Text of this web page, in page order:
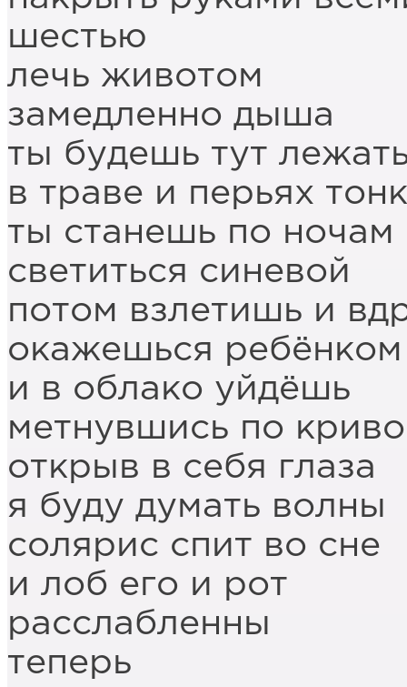
шестью
лечь животом
замедленно дыша
ты будешь тут
в траве и перьях
ты станешь по ночам
светиться синевой
потом взлетишь и
окажешься ребёнком
и в облако уйдёшь
метнувшись по
открыв в себя глаза
я буду думать волны
солярис спит во сне
и лоб его и рот
расслабленны
теперь